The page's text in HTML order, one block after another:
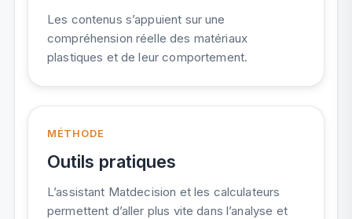
Les contenus s’appuient sur une
compréhension réelle des matériaux
plastiques et de leur comportement.
MÉTHODE
Outils pratiques
L’assistant Matdecision et les calculateurs
permettent d’aller plus vite dans l’analyse et